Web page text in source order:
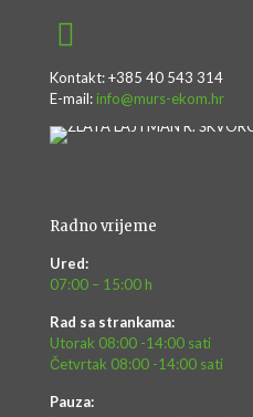
Kontakt: +385 40 543 314
E-mail: info@murs-ekom.hr
Radno vrijeme
Ured:
07:00 – 15:00 h
Rad sa strankama:
Utorak 08:00 -14:00 sati
Četvrtak 08:00 -14:00 sati
Pauza: